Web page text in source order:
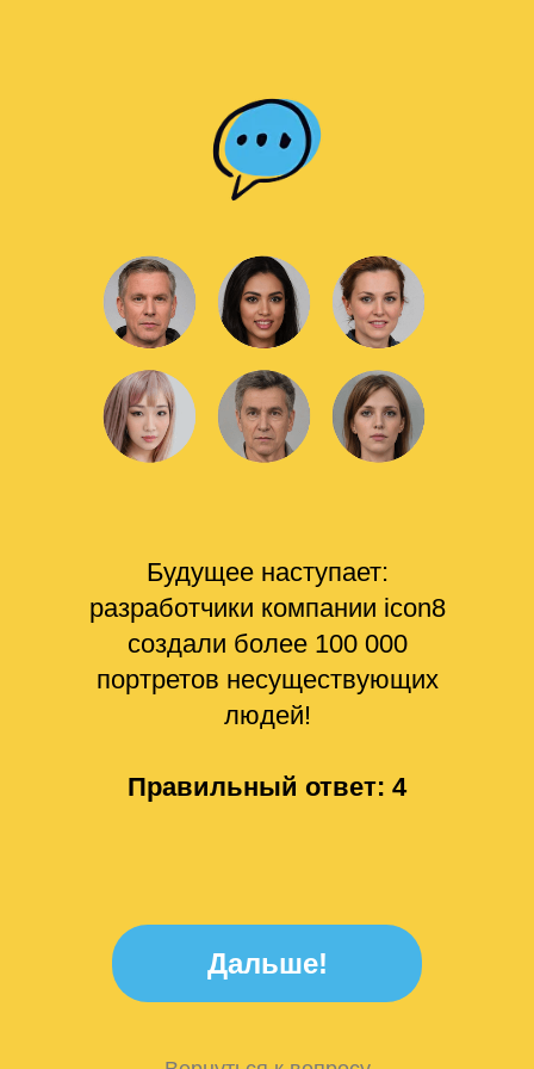
Дальше!
Будущее наступает:
разработчики компании icon8
создали более 100 000
портретов несуществующих
людей!
Правильный ответ: 4